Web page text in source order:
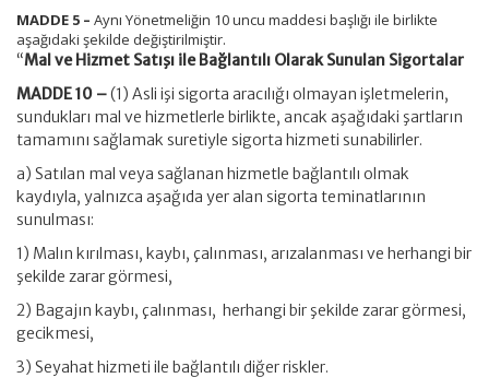
MADDE 5 – Aynı Yönetmeliğin 10 uncu maddesi başlığı ile birlikte
aşağıdaki şekilde değiştirilmiştir.
“Mal ve Hizmet Satışı ile Bağlantılı Olarak Sunulan Sigortalar
MADDE 10 –(1) Asli işi sigorta aracılığı olmayan işletmelerin,
sundukları mal ve hizmetlerle birlikte, ancak aşağıdaki şartların
tamamını sağlamak suretiyle sigorta hizmeti sunabilirler.
a) Satılan mal veya sağlanan hizmetle bağlantılı olmak
kaydıyla, yalnızca aşağıda yer alan sigorta teminatlarının
sunulması:
1) Malın kırılması, kaybı, çalınması, arızalanması ve herhangi bir
şekilde zarar görmesi,
2) Bagajın kaybı, çalınması, herhangi bir şekilde zarar görmesi,
gecikmesi,
3) Seyahat hizmeti ile bağlantılı diğer riskler.